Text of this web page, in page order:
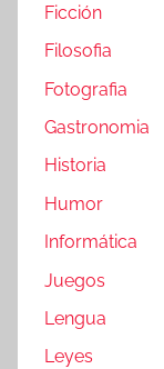
Ficción
Filosofia
Fotografia
Gastronomia
Historia
Humor
Informática
Juegos
Lengua
Leyes